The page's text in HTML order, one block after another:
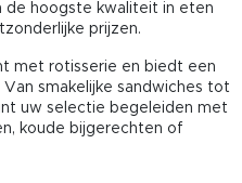
de hoogste kwaliteit in eten
prijzen.
met rotisserie en biedt een
Van smakelijke sandwiches tot
uw selectie begeleiden met
koude bijgerechten of